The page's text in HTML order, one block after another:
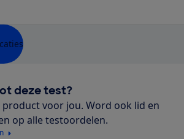
deze test?
voor jou. Word ook lid en
op alle testoordelen.